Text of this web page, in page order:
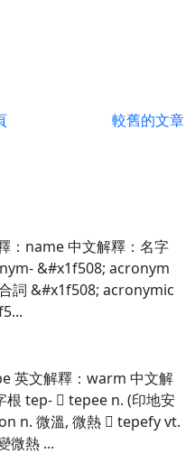
較舊的文章
：name 中文解釋：名字
&#x1f508; acronym
詞 &#x1f508; acronymic
英文解釋：warm 中文解
根 tep-  tepee n. (印地安
n. 微溫, 微熱  tepefy vt.
微熱 ...